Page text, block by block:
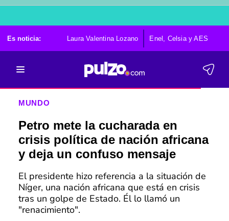
Es noticia: Laura Valentina Lozano Enel, Celsia y AES
MUNDO
Petro mete la cucharada en
crisis política de nación africana
y deja un confuso mensaje
El presidente hizo referencia a la situación de
Níger, una nación africana que está en crisis
tras un golpe de Estado. Él lo llamó un
"renacimiento".